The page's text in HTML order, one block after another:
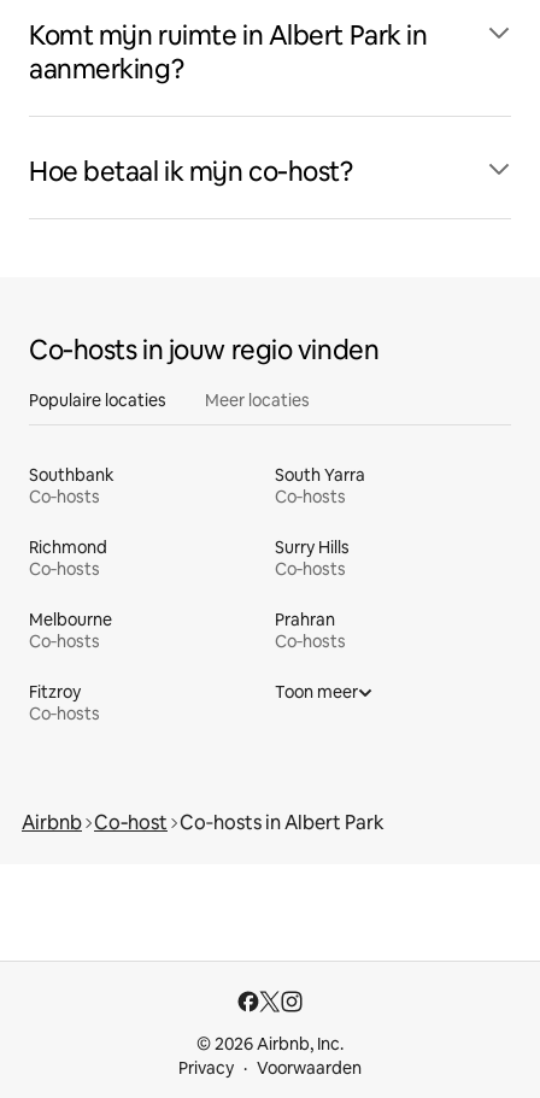
Komt mijn ruimte in Albert Park in
aanmerking?
Hoe betaal ik mijn co‑host?
Co‑hosts in jouw regio vinden
Populaire locaties Meer locaties
Southbank
Co‑hosts
South Yarra
Co‑hosts
Richmond
Co‑hosts
Surry Hills
Co‑hosts
Melbourne
Co‑hosts
Prahran
Co‑hosts
Fitzroy
Co‑hosts
Toon meer
Airbnb Co‑host Co‑hosts in Albert Park
© 2026 Airbnb, Inc.
Privacy
Voorwaarden